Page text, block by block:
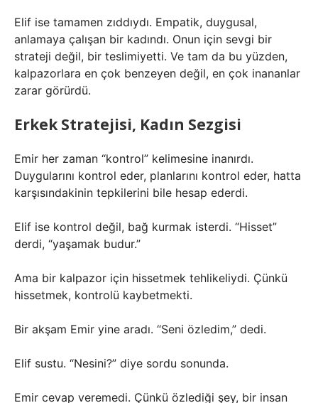
Elif ise tamamen zıddıydı. Empatik, duygusal,
anlamaya çalışan bir kadındı. Onun için sevgi bir
strateji değil, bir teslimiyetti. Ve tam da bu yüzden,
kalpazorlara en çok benzeyen değil, en çok inananlar
zarar görürdü.
Erkek Stratejisi, Kadın Sezgisi
Emir her zaman “kontrol” kelimesine inanırdı.
Duygularını kontrol eder, planlarını kontrol eder, hatta
karşısındakinin tepkilerini bile hesap ederdi.
Elif ise kontrol değil, bağ kurmak isterdi. “Hisset”
derdi, “yaşamak budur.”
Ama bir kalpazor için hissetmek tehlikeliydi. Çünkü
hissetmek, kontrolü kaybetmekti.
Bir akşam Emir yine aradı. “Seni özledim,” dedi.
Elif sustu. “Nesini?” diye sordu sonunda.
Emir cevap veremedi. Çünkü özlediği şey, bir insan